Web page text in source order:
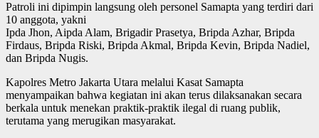
Patroli ini dipimpin langsung oleh personel Samapta yang terdiri dari
10 anggota, yakni
Ipda Jhon, Aipda Alam, Brigadir Prasetya, Bripda Azhar, Bripda
Firdaus, Bripda Riski, Bripda Akmal, Bripda Kevin, Bripda Nadiel,
dan Bripda Nugis.
Kapolres Metro Jakarta Utara melalui Kasat Samapta
menyampaikan bahwa kegiatan ini akan terus dilaksanakan secara
berkala untuk menekan praktik-praktik ilegal di ruang publik,
terutama yang merugikan masyarakat.